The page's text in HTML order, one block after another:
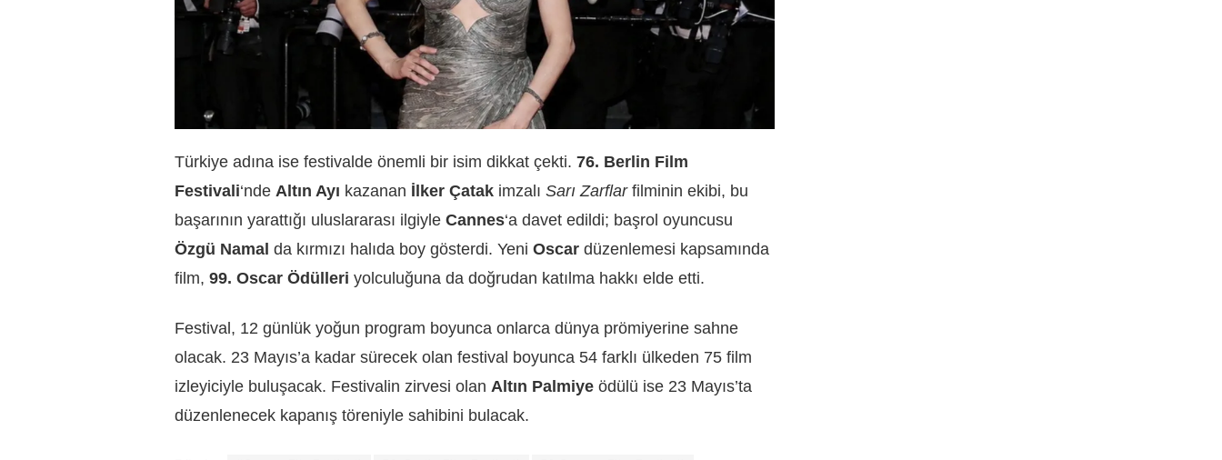
Türkiye adına ise festivalde önemli bir isim dikkat çekti. 76. Berlin Film
Festivali‘nde Altın Ayı kazanan İlker Çatak imzalı Sarı Zarflarfilminin ekibi, bu
başarının yarattığı uluslararası ilgiyle Cannes‘a davet edildi; başrol oyuncusu
Özgü Namal da kırmızı halıda boy gösterdi. Yeni Oscar düzenlemesi kapsamında
film, 99. Oscar Ödülleri yolculuğuna da doğrudan katılma hakkı elde etti.
Festival, 12 günlük yoğun program boyunca onlarca dünya prömiyerine sahne
olacak. 23 Mayıs’a kadar sürecek olan festival boyunca 54 farklı ülkeden 75 film
izleyiciyle buluşacak. Festivalin zirvesi olan Altın Palmiye ödülü ise 23 Mayıs’ta
düzenlenecek kapanış töreniyle sahibini bulacak.